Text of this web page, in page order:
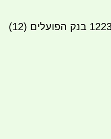
העברה בנקאית לחשבון 12230 בנק הפועלים (12)